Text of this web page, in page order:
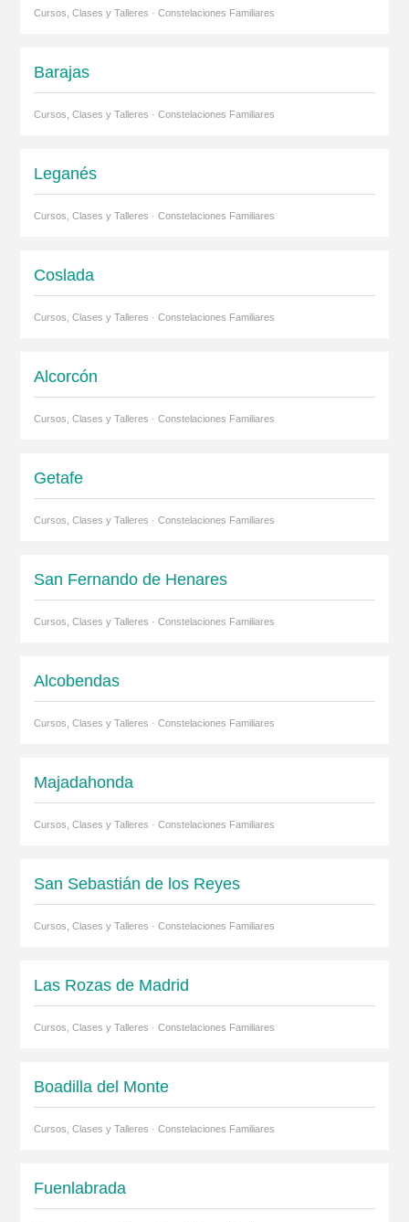
Cursos, Clases y Talleres · Constelaciones Familiares
Barajas
Cursos, Clases y Talleres · Constelaciones Familiares
Leganés
Cursos, Clases y Talleres · Constelaciones Familiares
Coslada
Cursos, Clases y Talleres · Constelaciones Familiares
Alcorcón
Cursos, Clases y Talleres · Constelaciones Familiares
Getafe
Cursos, Clases y Talleres · Constelaciones Familiares
San Fernando de Henares
Cursos, Clases y Talleres · Constelaciones Familiares
Alcobendas
Cursos, Clases y Talleres · Constelaciones Familiares
Majadahonda
Cursos, Clases y Talleres · Constelaciones Familiares
San Sebastián de los Reyes
Cursos, Clases y Talleres · Constelaciones Familiares
Las Rozas de Madrid
Cursos, Clases y Talleres · Constelaciones Familiares
Boadilla del Monte
Cursos, Clases y Talleres · Constelaciones Familiares
Fuenlabrada